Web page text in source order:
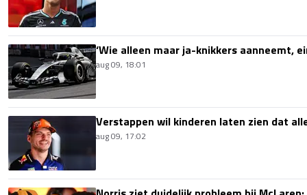
‘Wie alleen maar ja-knikkers aanneemt,
aug 09, 18:01
Verstappen wil kinderen laten zien dat
aug 09, 17:02